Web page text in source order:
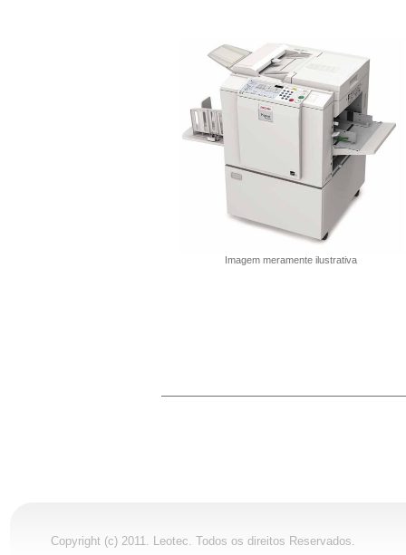
Imagem meramente ilustrativa
Copyright (c) 2011. Leotec. Todos os direitos Reservados.